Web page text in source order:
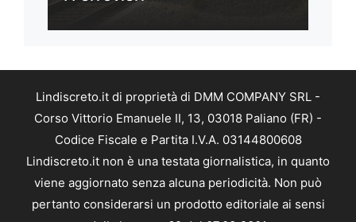
Lindiscreto.it di proprietà di DMM COMPANY SRL -
Corso Vittorio Emanuele II, 13, 03018 Paliano (FR) -
Codice Fiscale e Partita I.V.A. 03144800608
Lindiscreto.it non è una testata giornalistica, in quanto
viene aggiornato senza alcuna periodicità. Non può
pertanto considerarsi un prodotto editoriale ai sensi